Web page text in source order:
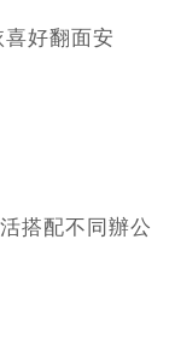
好翻面安
搭配不同辦公